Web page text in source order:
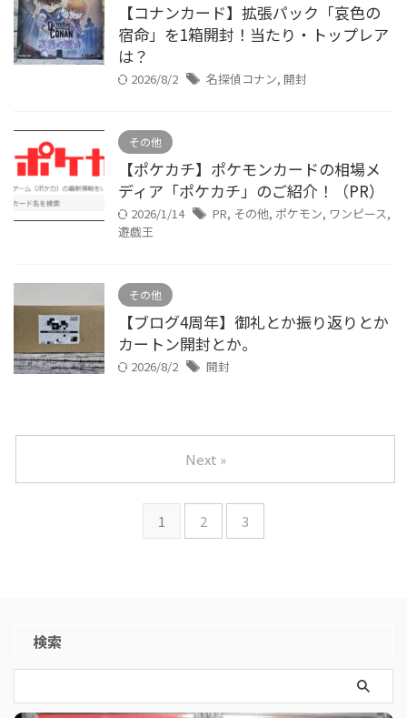
【コナンカード】拡張パック「哀色の
宿命」を1箱開封！当たり・トップレア
は？
2026/8/2 名探偵コナン, 開封
その他
【ポケカチ】ポケモンカードの相場メ
ディア「ポケカチ」のご紹介！（PR）
2026/1/14 PR, その他, ポケモン, ワンピース,
遊戯王
その他
【ブログ4周年】御礼とか振り返りとか
カートン開封とか。
2026/8/2 開封
1 2 3
Next »
検索